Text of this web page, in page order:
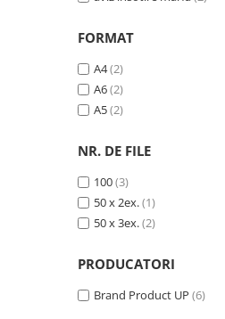
FORMAT
A4(2)
A6(2)
A5(2)
NR. DE FILE
100(3)
50 x 2ex.(1)
50 x 3ex.(2)
PRODUCATORI
Brand Product UP (6)